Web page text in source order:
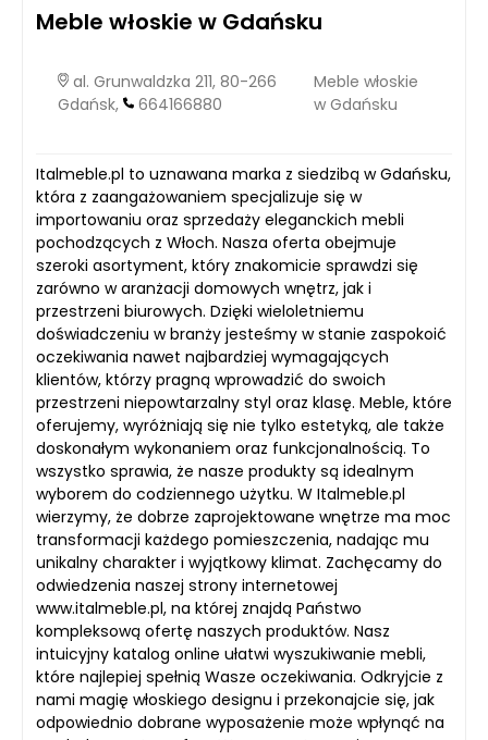
Meble włoskie w Gdańsku
al. Grunwaldzka 211, 80-266
Gdańsk,
664166880
Meble włoskie
w Gdańsku
Italmeble.pl to uznawana marka z siedzibą w Gdańsku,
która z zaangażowaniem specjalizuje się w
importowaniu oraz sprzedaży eleganckich mebli
pochodzących z Włoch. Nasza oferta obejmuje
szeroki asortyment, który znakomicie sprawdzi się
zarówno w aranżacji domowych wnętrz, jak i
przestrzeni biurowych. Dzięki wieloletniemu
doświadczeniu w branży jesteśmy w stanie zaspokoić
oczekiwania nawet najbardziej wymagających
klientów, którzy pragną wprowadzić do swoich
przestrzeni niepowtarzalny styl oraz klasę. Meble, które
oferujemy, wyróżniają się nie tylko estetyką, ale także
doskonałym wykonaniem oraz funkcjonalnością. To
wszystko sprawia, że nasze produkty są idealnym
wyborem do codziennego użytku. W Italmeble.pl
wierzymy, że dobrze zaprojektowane wnętrze ma moc
transformacji każdego pomieszczenia, nadając mu
unikalny charakter i wyjątkowy klimat. Zachęcamy do
odwiedzenia naszej strony internetowej
www.italmeble.pl, na której znajdą Państwo
kompleksową ofertę naszych produktów. Nasz
intuicyjny katalog online ułatwi wyszukiwanie mebli,
które najlepiej spełnią Wasze oczekiwania. Odkryjcie z
nami magię włoskiego designu i przekonajcie się, jak
odpowiednio dobrane wyposażenie może wpłynąć na